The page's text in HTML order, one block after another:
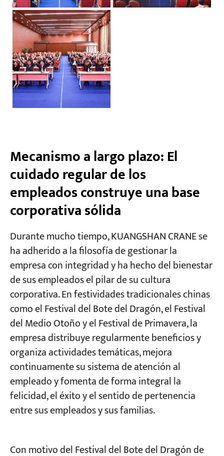
Mecanismo a largo plazo: El
cuidado regular de los
empleados construye una base
corporativa sólida
Durante mucho tiempo, KUANGSHAN CRANE se
ha adherido a la filosofía de gestionar la
empresa con integridad y ha hecho del bienestar
de sus empleados el pilar de su cultura
corporativa. En festividades tradicionales chinas
como el Festival del Bote del Dragón, el Festival
del Medio Otoño y el Festival de Primavera, la
empresa distribuye regularmente beneficios y
organiza actividades temáticas, mejora
continuamente su sistema de atención al
empleado y fomenta de forma integral la
felicidad, el éxito y el sentido de pertenencia
entre sus empleados y sus familias.
Con motivo del Festival del Bote del Dragón de